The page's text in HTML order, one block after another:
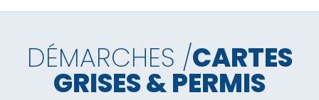
DÉMARCHES /CARTES
GRISES & PERMIS